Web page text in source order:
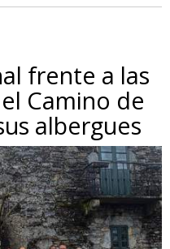
frente a las
Camino de
albergues